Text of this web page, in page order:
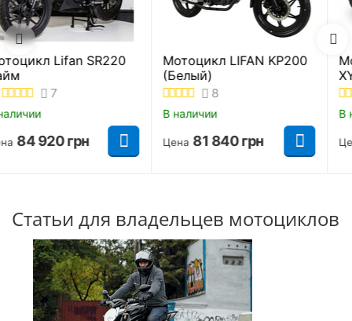
Мотоцикл Shineray
Желто-синий
В наличии
Цена 70 400 грн
Цена 74 360 грн
Статьи для владельцев мотоциклов